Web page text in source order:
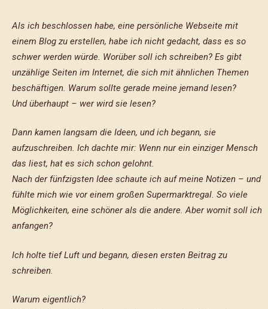
Als ich beschlossen habe, eine persönliche Webseite mit
einem Blog zu erstellen, habe ich nicht gedacht, dass es so
schwer werden würde. Worüber soll ich schreiben? Es gibt
unzählige Seiten im Internet, die sich mit ähnlichen Themen
beschäftigen. Warum sollte gerade meine jemand lesen?
Und überhaupt – wer wird sie lesen?
Dann kamen langsam die Ideen, und ich begann, sie
aufzuschreiben. Ich dachte mir: Wenn nur ein einziger Mensch
das liest, hat es sich schon gelohnt.
Nach der fünfzigsten Idee schaute ich auf meine Notizen – und
fühlte mich wie vor einem großen Supermarktregal. So viele
Möglichkeiten, eine schöner als die andere. Aber womit soll ich
anfangen?
Ich holte tief Luft und begann, diesen ersten Beitrag zu
schreiben.
Warum eigentlich?